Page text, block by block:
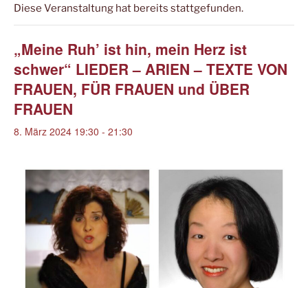
Diese Veranstaltung hat bereits stattgefunden.
„Meine Ruh’ ist hin, mein Herz ist
schwer“ LIEDER – ARIEN – TEXTE VON
FRAUEN, FÜR FRAUEN und ÜBER
FRAUEN
8. März 2024 19:30 - 21:30